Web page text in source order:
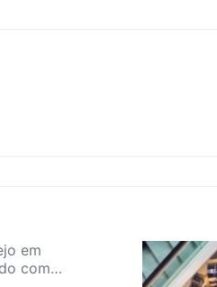
em
com…